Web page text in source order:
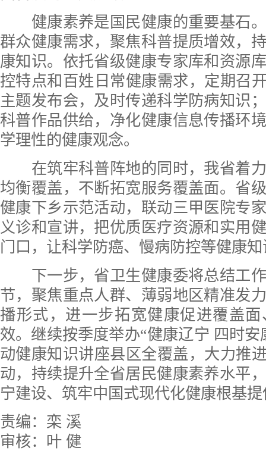
健康素养是国民健康的重要基石。
群众健康需求，聚焦科普提质增效，
康知识。依托省级健康专家库和资源
控特点和百姓日常健康需求，定期召
主题发布会，及时传递科学防病知识
科普作品供给，净化健康信息传播环
学理性的健康观念。
在筑牢科普阵地的同时，我省着力
均衡覆盖，不断拓宽服务覆盖面。省
健康下乡示范活动，联动三甲医院专
义诊和宣讲，把优质医疗资源和实用
门口，让科学防癌、慢病防控等健康
下一步，省卫生健康委将总结工作
节，聚焦重点人群、薄弱地区精准发
播形式，进一步拓宽健康促进覆盖
效。继续按季度举办“健康辽宁 四时
动健康知识讲座县区全覆盖，大力推
动，持续提升全省居民健康素养水平
宁建设、筑牢中国式现代化健康根基
责编：栾 溪
审核：叶 健